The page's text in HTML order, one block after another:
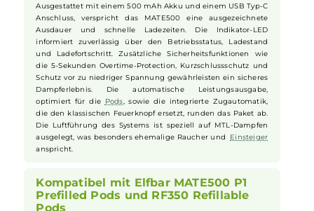
Hingucker. Hergestellt aus leichtem Aluminium und ABS
Kunststoff, überzeugt es durch einfache Handhabung und
starke Performance.
Leistungsstark und Sicher:
Integrierter Akku und USB Typ-C
Anschluss
Ausgestattet mit einem 500 mAh Akku und einem USB Typ-C
Anschluss, verspricht das MATE500 eine ausgezeichnete
Ausdauer und schnelle Ladezeiten. Die Indikator-LED
und Ladefortschritt. Zusätzliche Sicherheitsfunktionen wie
die 5-Sekunden Overtime-Protection, Kurzschlussschutz und
Schutz vor zu niedriger Spannung gewährleisten ein sicheres